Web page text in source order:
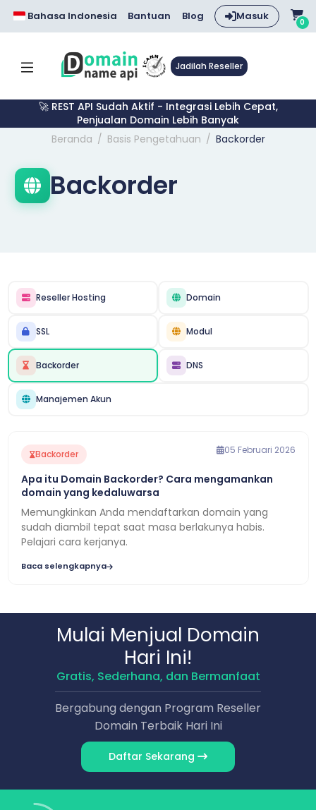
Bahasa Indonesia Bantuan Blog Masuk 0
Jadilah Reseller
🚀 REST API Sudah Aktif - Integrasi Lebih Cepat,
Penjualan Domain Lebih Banyak
Beranda
Basis Pengetahuan Backorder
Backorder
Reseller Hosting Domain
SSL Modul
Backorder DNS
Manajemen Akun
Backorder 05 Februari 2026
Apa itu Domain Backorder? Cara mengamankan
domain yang kedaluwarsa
Memungkinkan Anda mendaftarkan domain yang
sudah diambil tepat saat masa berlakunya habis.
Pelajari cara kerjanya.
Baca selengkapnya
Mulai Menjual Domain
Hari Ini!
Gratis, Sederhana, dan Bermanfaat
Bergabung dengan Program Reseller
Domain Terbaik Hari Ini
Daftar Sekarang